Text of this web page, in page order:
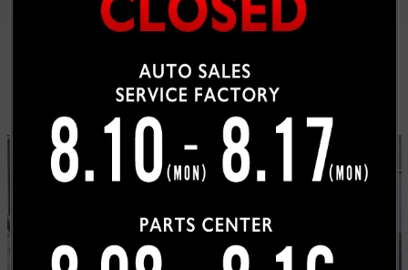
CUSTOM CAR GALLERY
カスタムカーギャラリー